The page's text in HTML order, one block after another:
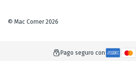
© Mac Corner 2026
Pago seguro con